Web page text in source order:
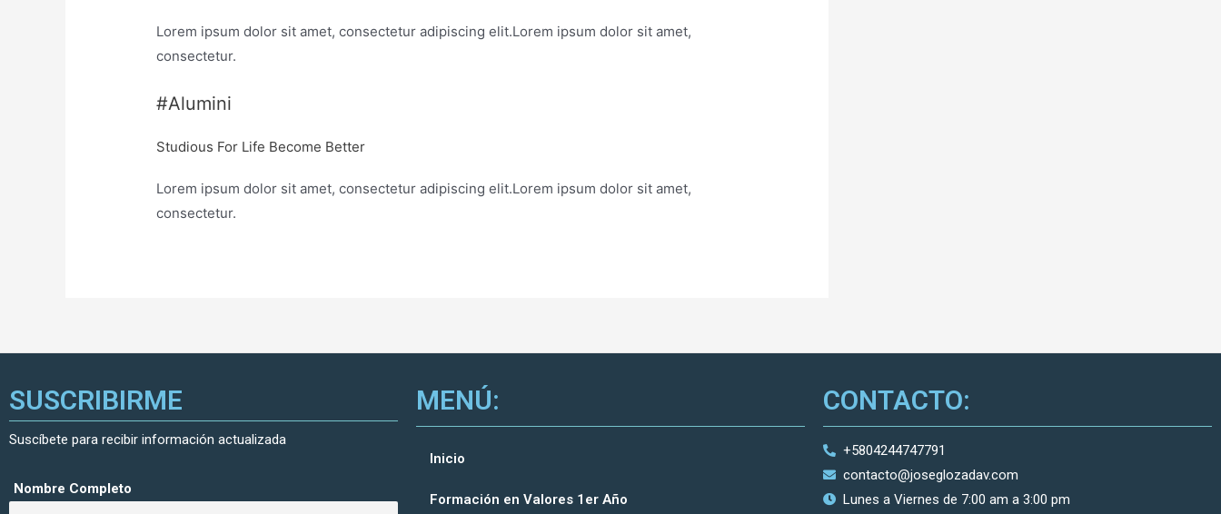
Lorem ipsum dolor sit amet, consectetur adipiscing elit.Lorem ipsum dolor sit amet,
consectetur.
#Alumini
Studious For Life Become Better
Lorem ipsum dolor sit amet, consectetur adipiscing elit.Lorem ipsum dolor sit amet,
consectetur.
SUSCRIBIRME
Suscíbete para recibir información actualizada
Nombre Completo
MENÚ:
Inicio
Formación en Valores 1er Año
CONTACTO:
+5804244747791
contacto@joseglozadav.com
Lunes a Viernes de 7:00 am a 3:00 pm